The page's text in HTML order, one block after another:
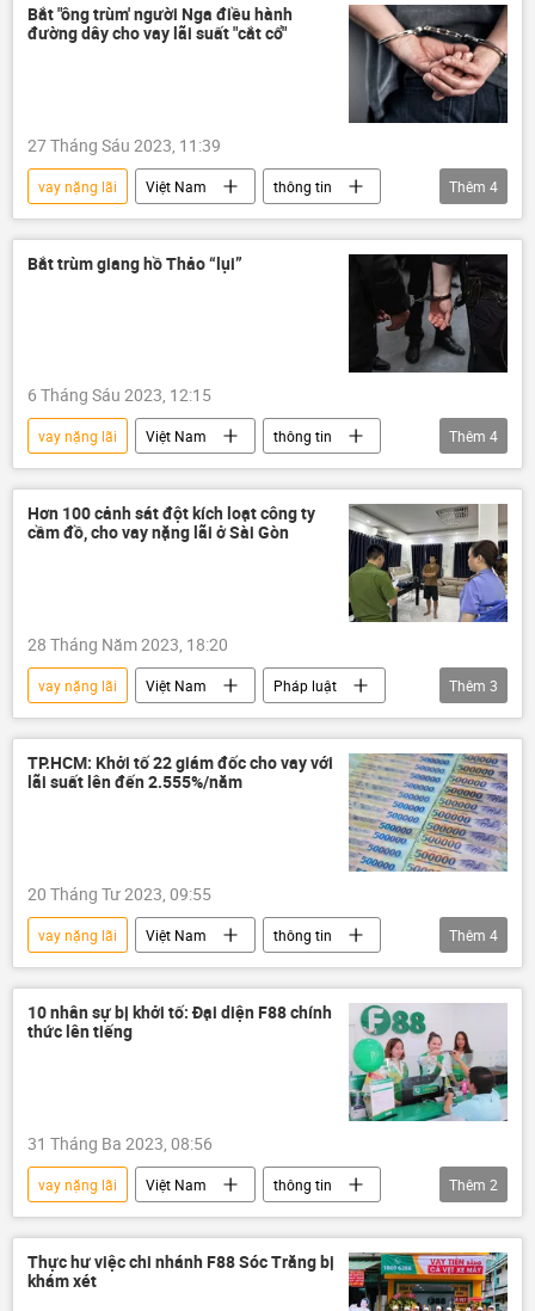
Bắt "ông trùm' người Nga điều hành
đường dây cho vay lãi suất "cắt cổ"
27 Tháng Sáu 2023, 11:39
vay nặng lãi Việt Nam
thông tin
Thành phố Hồ Chí Minh
Nga
Xã hội
bắt giữ
Thêm 4
Bắt trùm giang hồ Thảo “lụi”
6 Tháng Sáu 2023, 12:15
vay nặng lãi Việt Nam
thông tin
công an
Bộ Công an Việt Nam
bắt giữ
ma túy
Thêm 4
Hơn 100 cảnh sát đột kích loạt công ty
cầm đồ, cho vay nặng lãi ở Sài Gòn
28 Tháng Năm 2023, 18:20
vay nặng lãi Việt Nam
Pháp luật
công an TP.HCM
vi phạm Xã hội
Thêm 3
TP.HCM: Khởi tố 22 giám đốc cho vay với
lãi suất lên đến 2.555%/năm
20 Tháng Tư 2023, 09:55
vay nặng lãi Việt Nam
thông tin
Pháp luật
khởi tố
Thành phố Hồ Chí Minh
Kinh tế
Thêm 4
10 nhân sự bị khởi tố: Đại diện F88 chính
thức lên tiếng
31 Tháng Ba 2023, 08:56
vay nặng lãi Việt Nam
thông tin
Bộ Công an Việt Nam
Pháp luật
Thêm 2
Thực hư việc chi nhánh F88 Sóc Trăng bị
khám xét